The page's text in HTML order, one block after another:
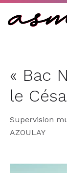
« Bac
le
Supervision
AZOULAY